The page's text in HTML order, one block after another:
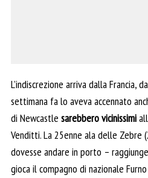
L’indiscrezione arriva dalla Francia,
settimana fa lo aveva accennato
di Newcastle sarebbero vicinissimi
Venditti. La 25enne ala delle Zebre
dovesse andare in porto –
gioca il compagno di nazionale